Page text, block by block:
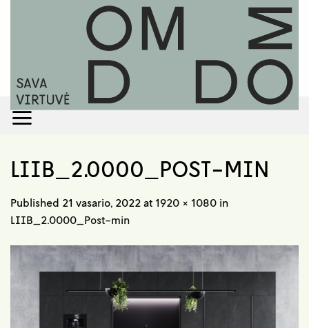
LIIB_2.0000_POST-MIN
Published 21 vasario, 2022 at 1920 × 1080 in
LIIB_2.0000_Post-min